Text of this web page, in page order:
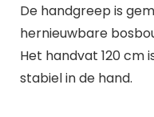
De handgreep is
hernieuwbare
Het handvat 120 cm
stabiel in de hand.